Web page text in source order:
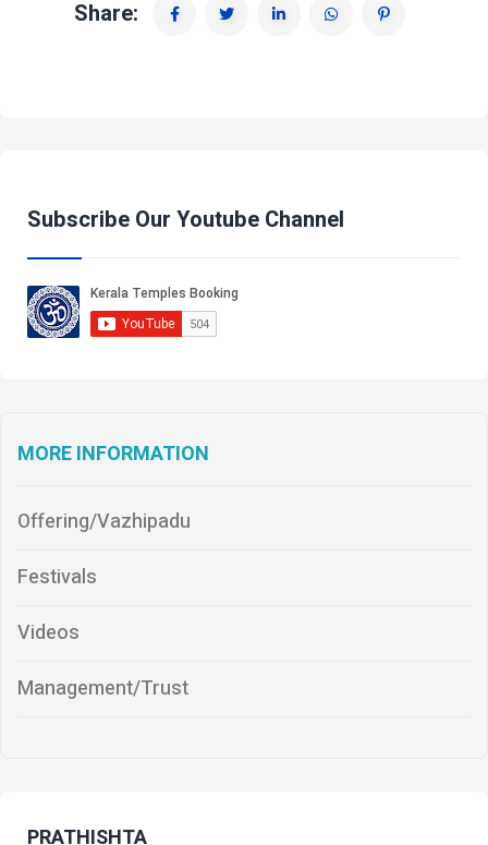
Share:
Subscribe Our Youtube Channel
MORE INFORMATION
Offering/Vazhipadu
Festivals
Videos
Management/Trust
PRATHISHTA